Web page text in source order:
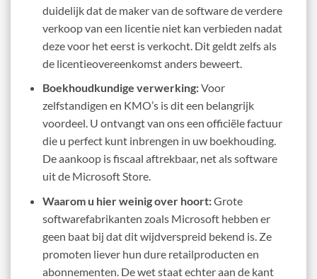
duidelijk dat de maker van de software de verdere
verkoop van een licentie niet kan verbieden nadat
deze voor het eerst is verkocht. Dit geldt zelfs als
de licentieovereenkomst anders beweert.
Boekhoudkundige verwerking:Voor
zelfstandigen en KMO’s is dit een belangrijk
voordeel. U ontvangt van ons een officiële factuur
die u perfect kunt inbrengen in uw boekhouding.
De aankoop is fiscaal aftrekbaar, net als software
uit de Microsoft Store.
Waarom u hier weinig over hoort:Grote
softwarefabrikanten zoals Microsoft hebben er
geen baat bij dat dit wijdverspreid bekend is. Ze
promoten liever hun dure retailproducten en
abonnementen. De wet staat echter aan de kant